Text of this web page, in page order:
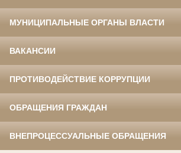
МУНИЦИПАЛЬНЫЕ ОРГАНЫ ВЛАСТИ
ВАКАНСИИ
ПРОТИВОДЕЙСТВИЕ КОРРУПЦИИ
ОБРАЩЕНИЯ ГРАЖДАН
ВНЕПРОЦЕССУАЛЬНЫЕ ОБРАЩЕНИЯ